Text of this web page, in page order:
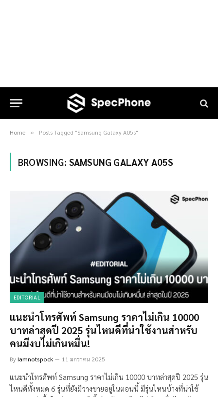
Home » Posts Tagged "Samsung Galaxy A05s"
BROWSING: SAMSUNG GALAXY A05S
EDITORIAL
แนะนำโทรศัพท์ Samsung ราคาไม่เกิน 10000
บาทล่าสุดปี 2025 รุ่นไหนดีที่น่าใช้งานสำหรับ
คนมีงบไม่เกินหมื่น!
ByIamnotspock 11 มกราคม 2025
แนะนำโทรศัพท์ Samsung ราคาไม่เกิน 10000 บาทล่าสุดปี 2025 รุ่น
ไหนดีทั้งหมด 6 รุ่นที่ยังมีวางขายอยู่ในตอนนี้ มีรุ่นไหนบ้างที่น่าใช้